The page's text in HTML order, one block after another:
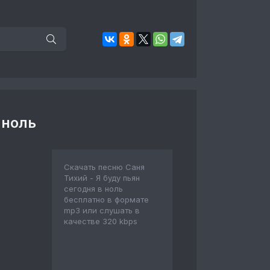
Скачать песню Саня
Тихий - Я буду пьян
сегодня в ноль
бесплатно в формате
mp3 или слушать в
качестве 320 kbps